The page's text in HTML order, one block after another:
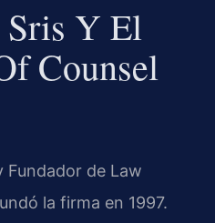
Sris Y El
Counsel
Fundador de Law
la firma en 1997.